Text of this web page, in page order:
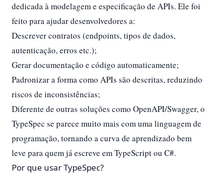
dedicada à modelagem e especificação de APIs. Ele foi
feito para ajudar desenvolvedores a:
Descrever contratos (endpoints, tipos de dados,
autenticação, erros etc.);
Gerar documentação e código automaticamente;
Padronizar a forma como APIs são descritas, reduzindo
riscos de inconsistências;
Diferente de outras soluções como OpenAPI/Swagger, o
TypeSpec se parece muito mais com uma linguagem de
programação, tornando a curva de aprendizado bem
leve para quem já escreve em TypeScript ou C#.
Por que usar TypeSpec?